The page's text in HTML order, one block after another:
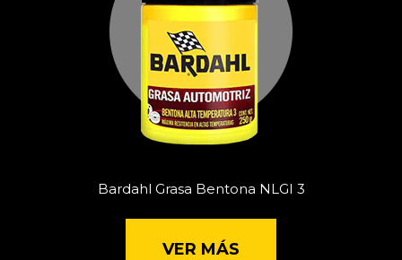
Bardahl Grasa Bentona NLGI 3
VER MÁS